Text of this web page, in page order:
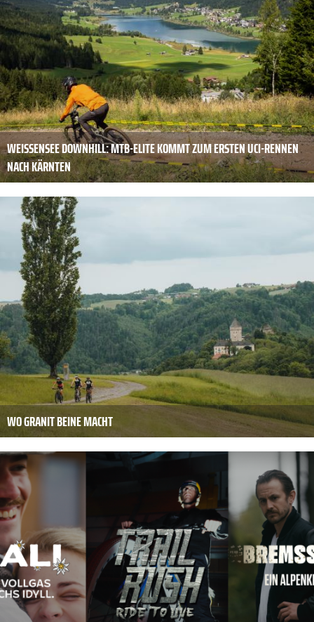
WEISSENSEE DOWNHILL: MTB-ELITE KOMMT ZUM ERSTEN UCI-RENNEN
NACH KÄRNTEN
WO GRANIT BEINE MACHT